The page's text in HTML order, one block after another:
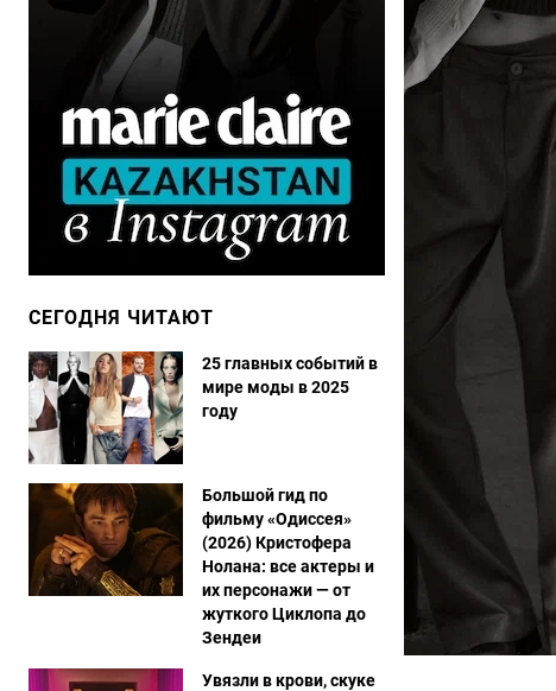
СЕГОДНЯ ЧИТАЮТ
25 главных событий в
мире моды в 2025
году
Большой гид по
фильму «Одиссея»
(2026) Кристофера
Нолана: все актеры и
их персонажи — от
жуткого Циклопа до
Зендеи
Увязли в крови, скуке